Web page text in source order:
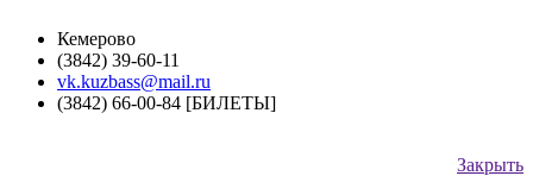
Кемерово
(3842) 39-60-11
vk.kuzbass@mail.ru
(3842) 66-00-84 [БИЛЕТЫ]
Закрыть